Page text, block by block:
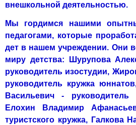
внешкольной деятельностью.
Мы гордимся нашими
педагогами, которые
дет в нашем учреждении. Они
миру детства: Шурупова
руководитель изостудии,
руководитель кружка
Васильевич ­- руководитель
Елохин Владимир
туристского кружка, Галкова